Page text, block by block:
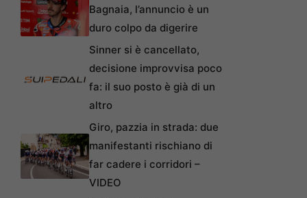
Bagnaia, l’annuncio è un
duro colpo da digerire
Sinner si è cancellato,
decisione improvvisa poco
fa: il suo posto è già di un
altro
Giro, pazzia in strada: due
manifestanti rischiano di
far cadere i corridori –
VIDEO